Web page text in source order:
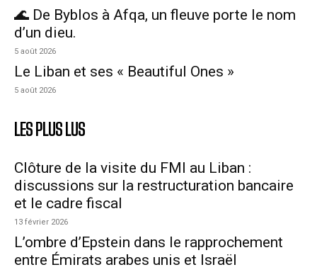
🌊 De Byblos à Afqa, un fleuve porte le nom
d’un dieu.
5 août 2026
Le Liban et ses « Beautiful Ones »
5 août 2026
LES PLUS LUS
Clôture de la visite du FMI au Liban :
discussions sur la restructuration bancaire
et le cadre fiscal
13 février 2026
L’ombre d’Epstein dans le rapprochement
entre Émirats arabes unis et Israël